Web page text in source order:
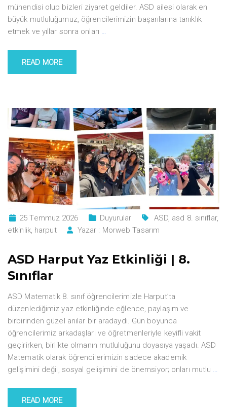
mühendisi olup bizleri ziyaret geldiler. ASD ailesi olarak en
büyük mutluluğumuz, öğrencilerimizin başarılarına tanıklık
etmek ve yıllar sonra onları …
READ MORE
25 Temmuz 2026 Duyurular ASD, asd 8. sınıflar,
etkinlik, harput Yazar : Morweb Tasarım
ASD Harput Yaz Etkinliği | 8.
Sınıflar
ASD Matematik 8. sınıf öğrencilerimizle Harput’ta
düzenlediğimiz yaz etkinliğinde eğlence, paylaşım ve
birbirinden güzel anılar bir aradaydı. Gün boyunca
öğrencilerimiz arkadaşları ve öğretmenleriyle keyifli vakit
geçirirken, birlikte olmanın mutluluğunu doyasıya yaşadı. ASD
Matematik olarak öğrencilerimizin sadece akademik
gelişimini değil, sosyal gelişimini de önemsiyor; onları mutlu …
READ MORE